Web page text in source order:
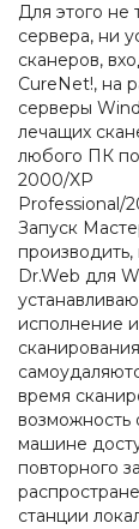
Для этого не
сервера, ни
сканеров,
CureNet!, на
серверы
лечащих
любого ПК
2000/XP
Professional/
Запуск
Dr.Web для
исполнение
время
возможность
машине
повторного
станции